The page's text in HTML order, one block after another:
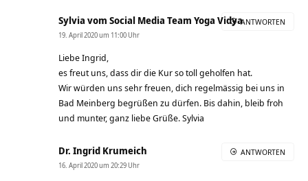
Sylvia vom Social Media Team Yoga Vidya
19. April 2020 um 11:00 Uhr
Liebe Ingrid,
es freut uns, dass dir die Kur so toll geholfen hat.
Wir würden uns sehr freuen, dich regelmässig bei uns in
Bad Meinberg begrüßen zu dürfen. Bis dahin, bleib froh
und munter, ganz liebe Grüße. Sylvia
ANTWORTEN
Dr. Ingrid Krumeich
16. April 2020 um 20:29 Uhr
ANTWORTEN